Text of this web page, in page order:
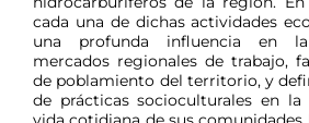
cada una de dichas actividades
una profunda influencia en
mercados regionales de trabajo,
de poblamiento del territorio, y
de prácticas socioculturales en